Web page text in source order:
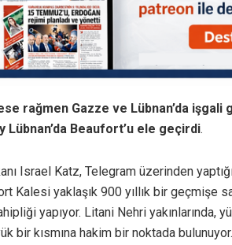
rağmen Gazze ve Lübnan’da
Lübnan’da Beaufort’u ele geçirdi.
Israel Katz, Telegram üzerinden
Kalesi yaklaşık 900 yıllık bir geçmişe
yapıyor. Litani Nehri
bir kısmına hakim bir noktada